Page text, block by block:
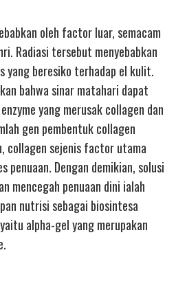
oleh factor luar, semacam
Radiasi tersebut menyebabkan
yang beresiko terhadap el kulit.
bahwa sinar matahari dapat
yang merusak collagen dan
gen pembentuk collagen
collagen sejenis factor utama
penuaan. Dengan demikian, solusi
mencegah penuaan dini ialah
nutrisi sebagai biosintesa
alpha-gel yang merupakan